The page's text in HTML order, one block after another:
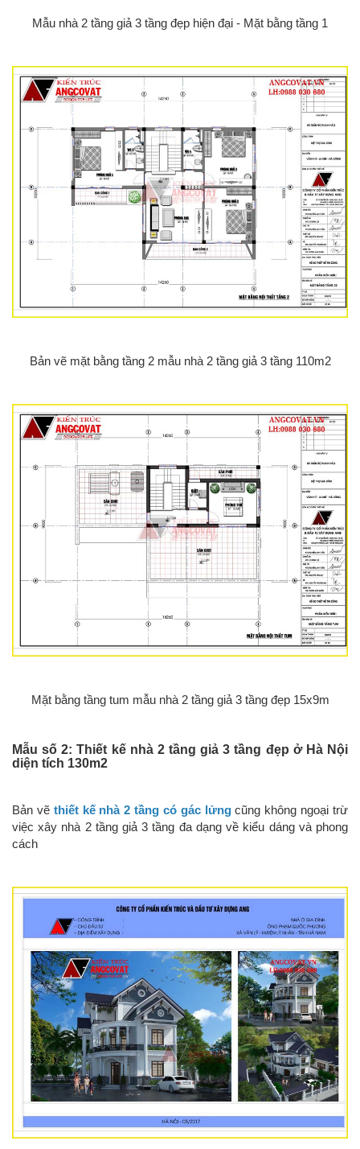
Mẫu nhà 2 tầng giả 3 tầng đẹp hiện đại - Mặt bằng tầng 1
Bản vẽ mặt bằng tầng 2 mẫu nhà 2 tầng giả 3 tầng 110m2
Mặt bằng tầng tum mẫu nhà 2 tầng giả 3 tầng đẹp 15x9m
Mẫu số 2: Thiết kế nhà 2 tầng giả 3 tầng đẹp ở Hà Nội
diện tích 130m2
Bản vẽ thiết kế nhà 2 tầng có gác lửngcũng không ngoại trừ
việc xây nhà 2 tầng giả 3 tầng đa dạng về kiểu dáng và phong
cách